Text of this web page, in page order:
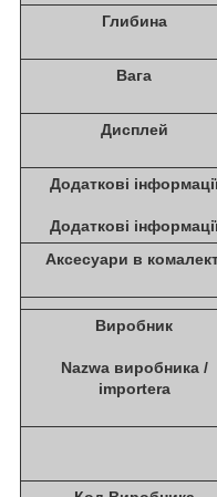
Глибина
Вага
Дисплей
Додаткові
Додаткові
Аксесуари в
Виробник
Nazwa виробника /
importera